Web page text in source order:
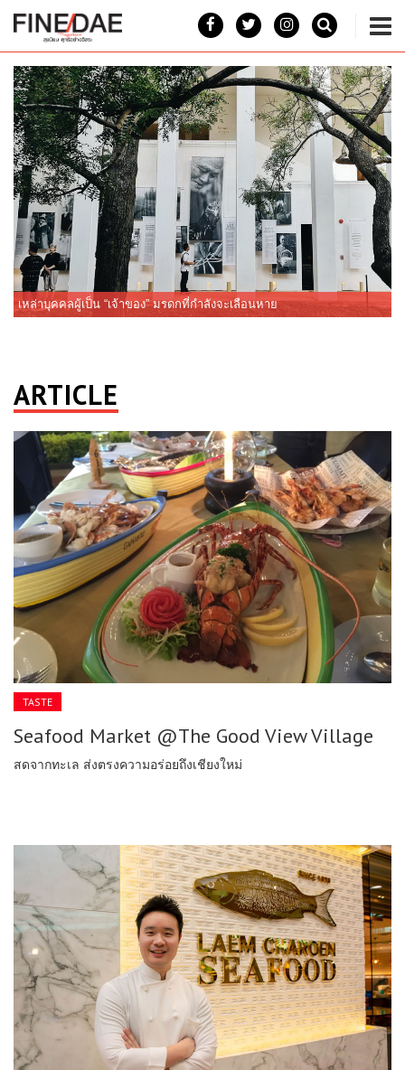
เหล่าบุคคลผู้เป็น “เจ้าของ” มรดกที่กำลังจะเลือนหาย
เชฟปอง ชวนคุณมาอิ่มสุดคุ้ม ที่แหลมเจริญซีฟู้ด สาขาเซ็นทรัล แอร์พอร์ต
ARTICLE
TASTE
Seafood Market @The Good View Village
สดจากทะเล ส่งตรงความอร่อยถึงเชียงใหม่